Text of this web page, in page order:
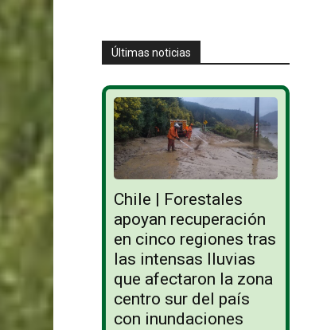
Últimas noticias
Chile | Forestales
apoyan recuperación
en cinco regiones tras
las intensas lluvias
que afectaron la zona
centro sur del país
con inundaciones